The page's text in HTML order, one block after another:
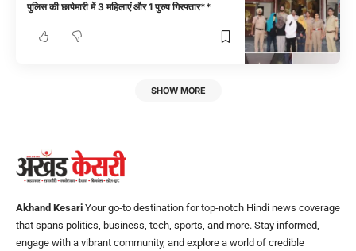
पुलिस की छापेमारी में 3 महिलाएं और 1 पुरुष गिरफ्तार**
SHOW MORE
Akhand Kesari Your go-to destination for top-notch Hindi news coverage
that spans politics, business, tech, sports, and more. Stay informed,
engage with a vibrant community, and explore a world of credible